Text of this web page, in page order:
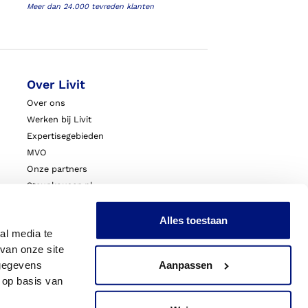
media te
onze site
basis van
Alles toestaan
Aanpassen
Meer dan 24.000 tevreden klanten
Over Livit
Over ons
Werken bij Livit
Expertisegebieden
MVO
Onze partners
Steunkousen.nl
Blessurewijzer.nl
Nieuws
Innovatie & Onderzoek
Livit Zorgprofessionals